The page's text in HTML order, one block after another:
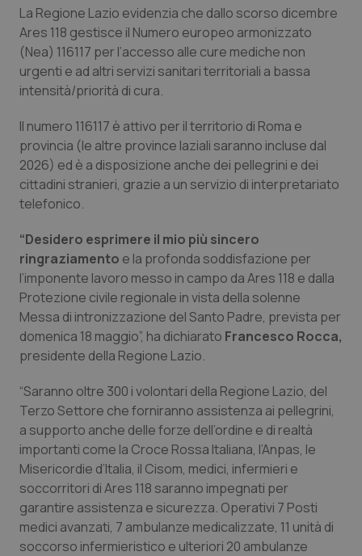
Provincia Autonoma di Bolzano
Provincia Autonoma di Trento
Sardegna
Sicilia
Toscana
Umbria
Valle D’Aosta
Veneto
Infezioni & Febbre
Ipertensione & Scompenso
Malattia di Crohn & Rettocolite Ulcerosa
Neuroscienze & patologie neurodegenerative
Obesità
Oftalmologia
Oncodermatologia
Oncoematologia
Oncologia & Nutrizione
Psoriasi & pelle
Quotidiano Cardiologia
Quotidiano Chirurgia
La Regione Lazio evidenzia che dallo scorso dicembre
Ares 118 gestisce il Numero europeo armonizzato
(Nea) 116117 per l’accesso alle cure mediche non
urgenti e ad altri servizi sanitari territoriali a bassa
intensità/priorità di cura.
Il numero 116117 è attivo per il territorio di Roma e
provincia (le altre province laziali saranno incluse dal
2026) ed è a disposizione anche dei pellegrini e dei
cittadini stranieri, grazie a un servizio di interpretariato
telefonico.
“Desidero esprimere il mio più sincero
ringraziamento e la profonda soddisfazione per
l’imponente lavoro messo in campo da Ares 118 e dalla
Protezione civile regionale in vista della solenne
Messa di intronizzazione del Santo Padre, prevista per
domenica 18 maggio”, ha dichiarato Francesco Rocca,
presidente della Regione Lazio.
“Saranno oltre 300 i volontari della Regione Lazio, del
Terzo Settore che forniranno assistenza ai pellegrini,
a supporto anche delle forze dell’ordine e di realtà
importanti come la Croce Rossa Italiana, l’Anpas, le
Misericordie d’Italia, il Cisom, medici, infermieri e
soccorritori di Ares 118 saranno impegnati per
garantire assistenza e sicurezza. Operativi 7 Posti
medici avanzati, 7 ambulanze medicalizzate, 11 unità di
soccorso infermieristico e ulteriori 20 ambulanze